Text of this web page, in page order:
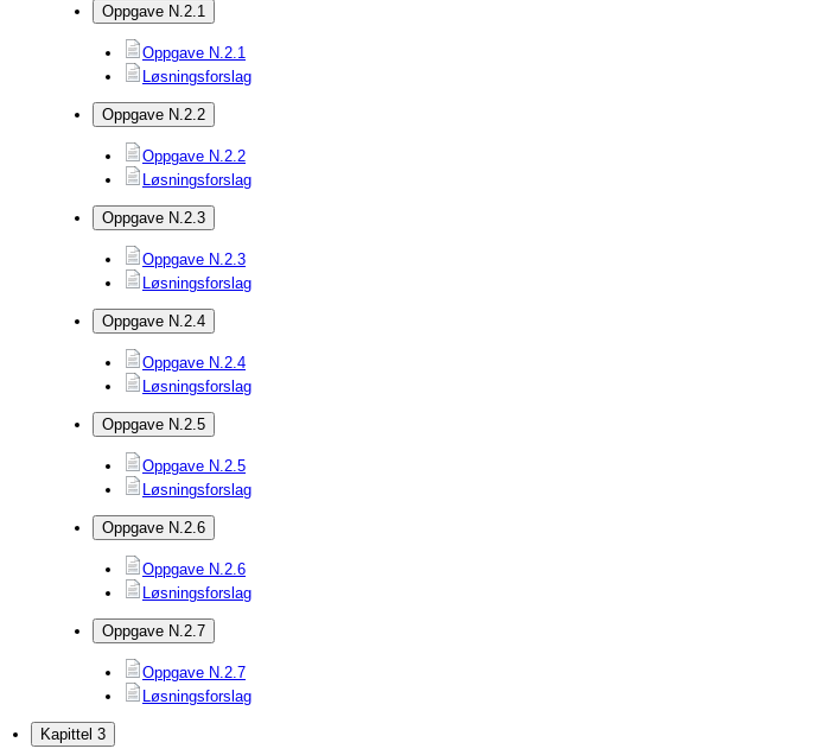
Oppgave N.2.1
Oppgave N.2.1
Løsningsforslag
Oppgave N.2.2
Oppgave N.2.2
Løsningsforslag
Oppgave N.2.3
Oppgave N.2.3
Løsningsforslag
Oppgave N.2.4
Oppgave N.2.4
Løsningsforslag
Oppgave N.2.5
Oppgave N.2.5
Løsningsforslag
Oppgave N.2.6
Oppgave N.2.6
Løsningsforslag
Oppgave N.2.7
Oppgave N.2.7
Løsningsforslag
Kapittel 3